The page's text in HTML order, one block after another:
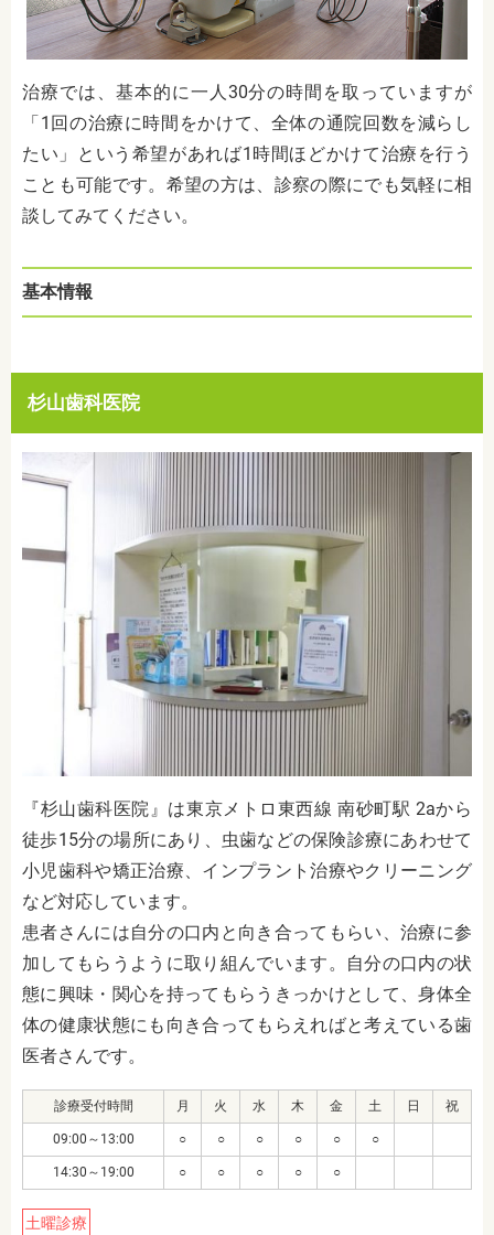
治療では、基本的に一人30分の時間を取っていますが
「1回の治療に時間をかけて、全体の通院回数を減らし
たい」という希望があれば1時間ほどかけて治療を行う
ことも可能です。希望の方は、診察の際にでも気軽に相
談してみてください。
基本情報
杉山歯科医院
『杉山歯科医院』は東京メトロ東西線 南砂町駅 2aから
徒歩15分の場所にあり、虫歯などの保険診療にあわせて
小児歯科や矯正治療、インプラント治療やクリーニング
など対応しています。
患者さんには自分の口内と向き合ってもらい、治療に参
加してもらうように取り組んでいます。自分の口内の状
態に興味・関心を持ってもらうきっかけとして、身体全
体の健康状態にも向き合ってもらえればと考えている歯
医者さんです。
診療受付時間 月 火 水 木 金 土 日 祝
09:00～13:00 ○ ○ ○ ○ ○ ○
14:30～19:00 ○ ○ ○ ○ ○
土曜診療